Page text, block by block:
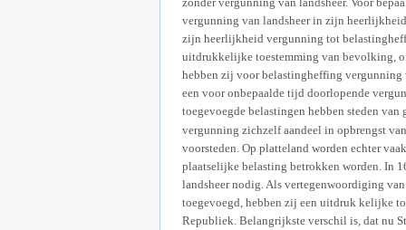
vergunning van landsheer in zijn
zijn heerlijkheid vergunning tot
uitdrukkelijke toestemming van bevolking,
hebben zij voor belastingheffing vergunning
een voor onbepaalde tijd doorlopende
toegevoegde belastingen hebben steden
vergunning zichzelf aandeel in opbrengst
voorsteden. Op platteland worden echter
plaatselijke belasting betrokken worden. In
landsheer nodig. Als vertegenwoordiging
toegevoegd, hebben zij een uitdruk kelijke
Republiek. Belangrijkste verschil is, dat nu